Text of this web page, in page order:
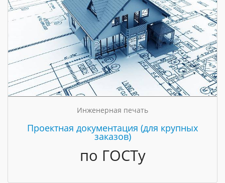
Инженерная печать
Проектная документация (для крупных
заказов)
по ГОСТу